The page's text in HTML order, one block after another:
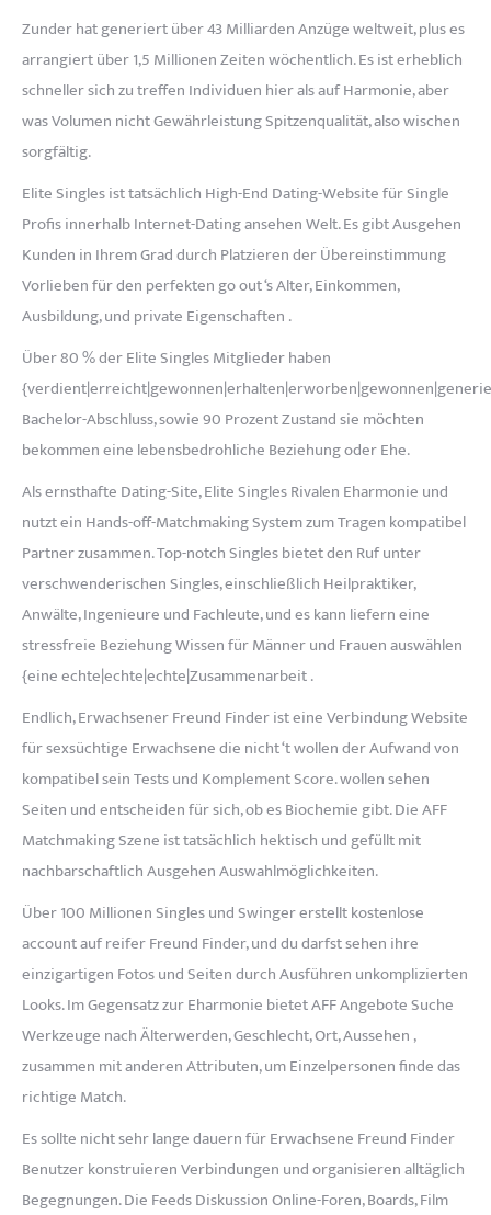
Zunder hat generiert über 43 Milliarden Anzüge weltweit, plus es
arrangiert über 1,5 Millionen Zeiten wöchentlich. Es ist erheblich
schneller sich zu treffen Individuen hier als auf Harmonie, aber
was Volumen nicht Gewährleistung Spitzenqualität, also wischen
sorgfältig.
Elite Singles ist tatsächlich High-End Dating-Website für Single
Profis innerhalb Internet-Dating ansehen Welt. Es gibt Ausgehen
Kunden in Ihrem Grad durch Platzieren der Übereinstimmung
Vorlieben für den perfekten go out ‘s Alter, Einkommen,
Ausbildung, und private Eigenschaften .
Über 80 % der Elite Singles Mitglieder haben
Bachelor-Abschluss, sowie 90 Prozent Zustand sie möchten
bekommen eine lebensbedrohliche Beziehung oder Ehe.
Als ernsthafte Dating-Site, Elite Singles Rivalen Eharmonie und
nutzt ein Hands-off-Matchmaking System zum Tragen kompatibel
Partner zusammen. Top-notch Singles bietet den Ruf unter
verschwenderischen Singles, einschließlich Heilpraktiker,
Anwälte, Ingenieure und Fachleute, und es kann liefern eine
stressfreie Beziehung Wissen für Männer und Frauen auswählen
{eine echte|echte|echte|Zusammenarbeit .
Endlich, Erwachsener Freund Finder ist eine Verbindung Website
für sexsüchtige Erwachsene die nicht ‘t wollen der Aufwand von
kompatibel sein Tests und Komplement Score. wollen sehen
Seiten und entscheiden für sich, ob es Biochemie gibt. Die AFF
Matchmaking Szene ist tatsächlich hektisch und gefüllt mit
nachbarschaftlich Ausgehen Auswahlmöglichkeiten.
Über 100 Millionen Singles und Swinger erstellt kostenlose
account auf reifer Freund Finder, und du darfst sehen ihre
einzigartigen Fotos und Seiten durch Ausführen unkomplizierten
Looks. Im Gegensatz zur Eharmonie bietet AFF Angebote Suche
Werkzeuge nach Älterwerden, Geschlecht, Ort, Aussehen ,
zusammen mit anderen Attributen, um Einzelpersonen finde das
richtige Match.
Es sollte nicht sehr lange dauern für Erwachsene Freund Finder
Benutzer konstruieren Verbindungen und organisieren alltäglich
Begegnungen. Die Feeds Diskussion Online-Foren, Boards, Film